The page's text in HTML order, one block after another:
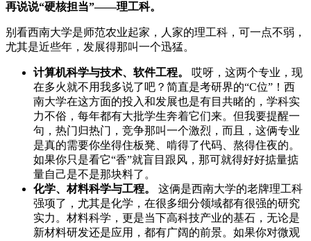
再说说“硬核担当”——理工科。
别看西南大学是师范农业起家，人家的理工科，可一点不弱，
尤其是近些年，发展得那叫一个迅猛。
计算机科学与技术、软件工程。
哎呀，这两个专业，现
在多火就不用我多说了吧？简直是考研界的“C位”！西
南大学在这方面的投入和发展也是有目共睹的，学科实
力不俗，每年都有大批学生奔着它们来。但我要提醒一
句，热门归热门，竞争那叫一个激烈，而且，这俩专业
是真的需要你坐得住板凳、啃得了代码、熬得住夜的。
如果你只是看它“香”就盲目跟风，那可就得好好掂量掂
量自己是不是那块料了。
化学、材料科学与工程。
这俩是西南大学的老牌理工科
强项了，尤其是化学，在很多细分领域都有很强的研究
实力。材料科学，更是当下高科技产业的基石，无论是
新材料研发还是应用，都有广阔的前景。如果你对微观